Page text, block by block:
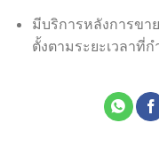
มีบริการหลังการขา
ตั้งตามระยะเวลาที่